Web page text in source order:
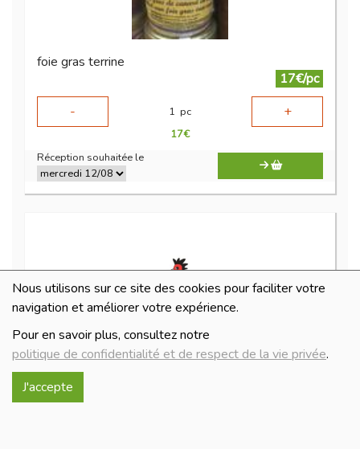
Nous utilisons sur ce site des cookies pour faciliter votre
navigation et améliorer votre expérience.
Pour en savoir plus, consultez notre
politique de confidentialité et de respect de la vie privée.
J'accepte
foie gras terrine
17€/pc
-
1 pc +
17€
Réception souhaitée le
gésier confit